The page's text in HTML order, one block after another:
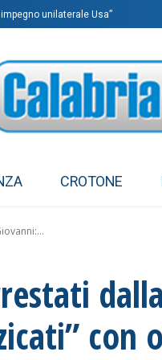
unilaterale Usa”
CROTONE
con